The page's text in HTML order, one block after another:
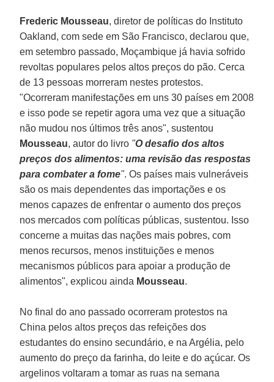
Frederic Mousseau, diretor de políticas do Instituto
Oakland, com sede em São Francisco, declarou que,
em setembro passado, Moçambique já havia sofrido
revoltas populares pelos altos preços do pão. Cerca
de 13 pessoas morreram nestes protestos.
"Ocorreram manifestações em uns 30 países em 2008
e isso pode se repetir agora uma vez que a situação
não mudou nos últimos três anos", sustentou
Mousseau, autor do livro "O desafio dos altos
preços dos alimentos: uma revisão das respostas
para combater a fome". Os países mais vulneráveis
são os mais dependentes das importações e os
menos capazes de enfrentar o aumento dos preços
nos mercados com políticas públicas, sustentou. Isso
concerne a muitas das nações mais pobres, com
menos recursos, menos instituições e menos
mecanismos públicos para apoiar a produção de
alimentos", explicou ainda Mousseau.
No final do ano passado ocorreram protestos na
China pelos altos preços das refeições dos
estudantes do ensino secundário, e na Argélia, pelo
aumento do preço da farinha, do leite e do açúcar. Os
argelinos voltaram a tomar as ruas na semana